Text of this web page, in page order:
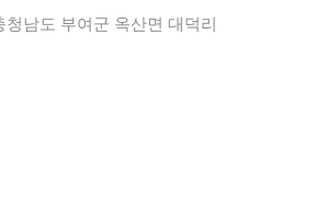
청남도 부여군 옥산면 대덕리